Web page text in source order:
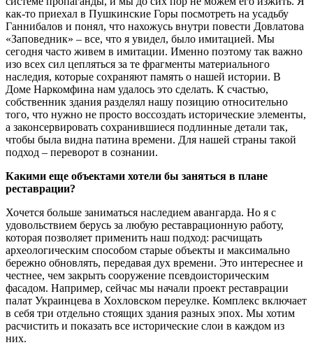
как-то приехал в Пушкинские Горы посмотреть на усадьбу
Ганнибалов и понял, что нахожусь внутри повести Довлатова
«Заповедник» – все, что я увидел, было имитацией. Мы
сегодня часто живем в имитации. Именно поэтому так важно
изо всех сил цепляться за те фрагменты материального
наследия, которые сохраняют память о нашей истории. В
Доме Наркомфина нам удалось это сделать. К счастью,
собственник здания разделял нашу позицию относительно
того, что нужно не просто воссоздать исторические элементы,
а законсервировать сохранившиеся подлинные детали так,
чтобы была видна патина времени. Для нашей страны такой
подход – переворот в сознании.
Какими еще объектами хотели бы заняться в плане
реставрации?
Хочется больше заниматься наследием авангарда. Но я c
удовольствием берусь за любую реставрационную работу,
которая позволяет применить наш подход: расчищать
археологическим способом старые объекты и максимально
бережно обновлять, передавая дух времени. Это интереснее и
честнее, чем закрыть сооружение псевдоисторическим
фасадом. Например, сейчас мы начали проект реставрации
палат Украинцева в Хохловском переулке. Комплекс включает
в себя три отдельно стоящих здания разных эпох. Мы хотим
расчистить и показать все исторические слои в каждом из
них.